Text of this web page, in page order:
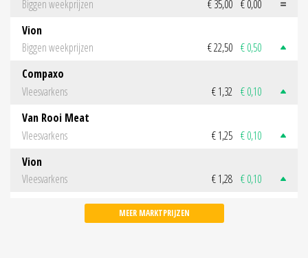
Biggen weekprijzen
€ 35,00 € 0,00
Vion
Biggen weekprijzen
€ 22,50 € 0,50
Compaxo
Vleesvarkens
€ 1,32 € 0,10
Van Rooi Meat
Vleesvarkens
€ 1,25 € 0,10
Vion
Vleesvarkens
€ 1,28 € 0,10
MEER MARKTPRIJZEN